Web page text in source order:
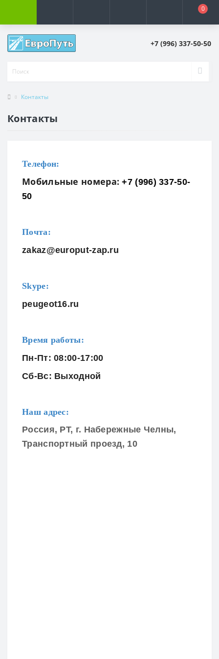
0
+7 (996) 337-50-50
Контакты
Контакты
Телефон:
Мобильные номера:+7 (996) 337-50-
50
Почта:
zakaz@europut-zap.ru
Skype:
peugeot16.ru
Время работы:
Пн-Пт: 08:00-17:00
Сб-Вс: Выходной
Наш адрес:
Россия, РТ, г. Набережные Челны,
Транспортный проезд, 10